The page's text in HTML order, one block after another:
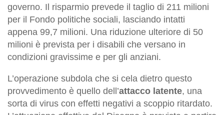
governo. Il risparmio prevede il taglio di 211 milioni
per il Fondo politiche sociali, lasciando intatti
appena 99,7 milioni. Una riduzione ulteriore di 50
milioni è prevista per i disabili che versano in
condizioni gravissime e per gli anziani.
L’operazione subdola che si cela dietro questo
provvedimento è quello dell’attacco latente, una
sorta di virus con effetti negativi a scoppio ritardato.